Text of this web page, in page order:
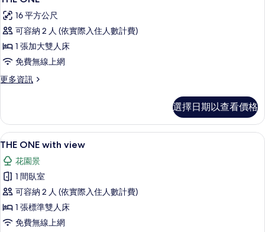
示
THE
ONE
的
所
有
16 平方公尺
可容納 2 人 (依實際入住人數計費)
1 張加大雙人床
免費無線上網
更多資訊
更
的
詳
情
選擇日期以查看價格
顯
示
THE
ONE
with
view
的
7
THE ONE with view
花園景
1 間臥室
可容納 2 人 (依實際入住人數計費)
1 張標準雙人床
免費無線上網